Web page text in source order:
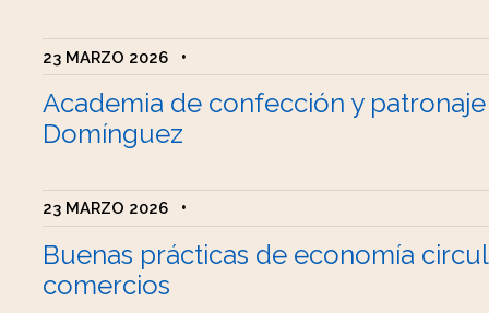
23 MARZO 2026 •
Academia de confección y
Domínguez
23 MARZO 2026 •
Buenas prácticas de economía
comercios